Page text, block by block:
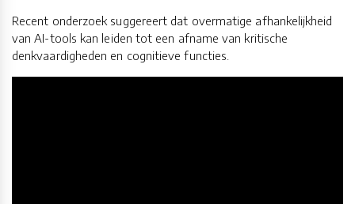
Recent onderzoek suggereert dat overmatige afhankelijkheid
van AI-tools kan leiden tot een afname van kritische
denkvaardigheden en cognitieve functies.